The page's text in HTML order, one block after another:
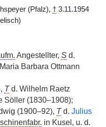
(Pfalz), † 3.11.1954
Angestellter, S d.
Barbara Ottmann
Td. Wilhelm Raetz
Söller (1830–1908);
(1900–92), Td. Julius
in Kusel, u. d.